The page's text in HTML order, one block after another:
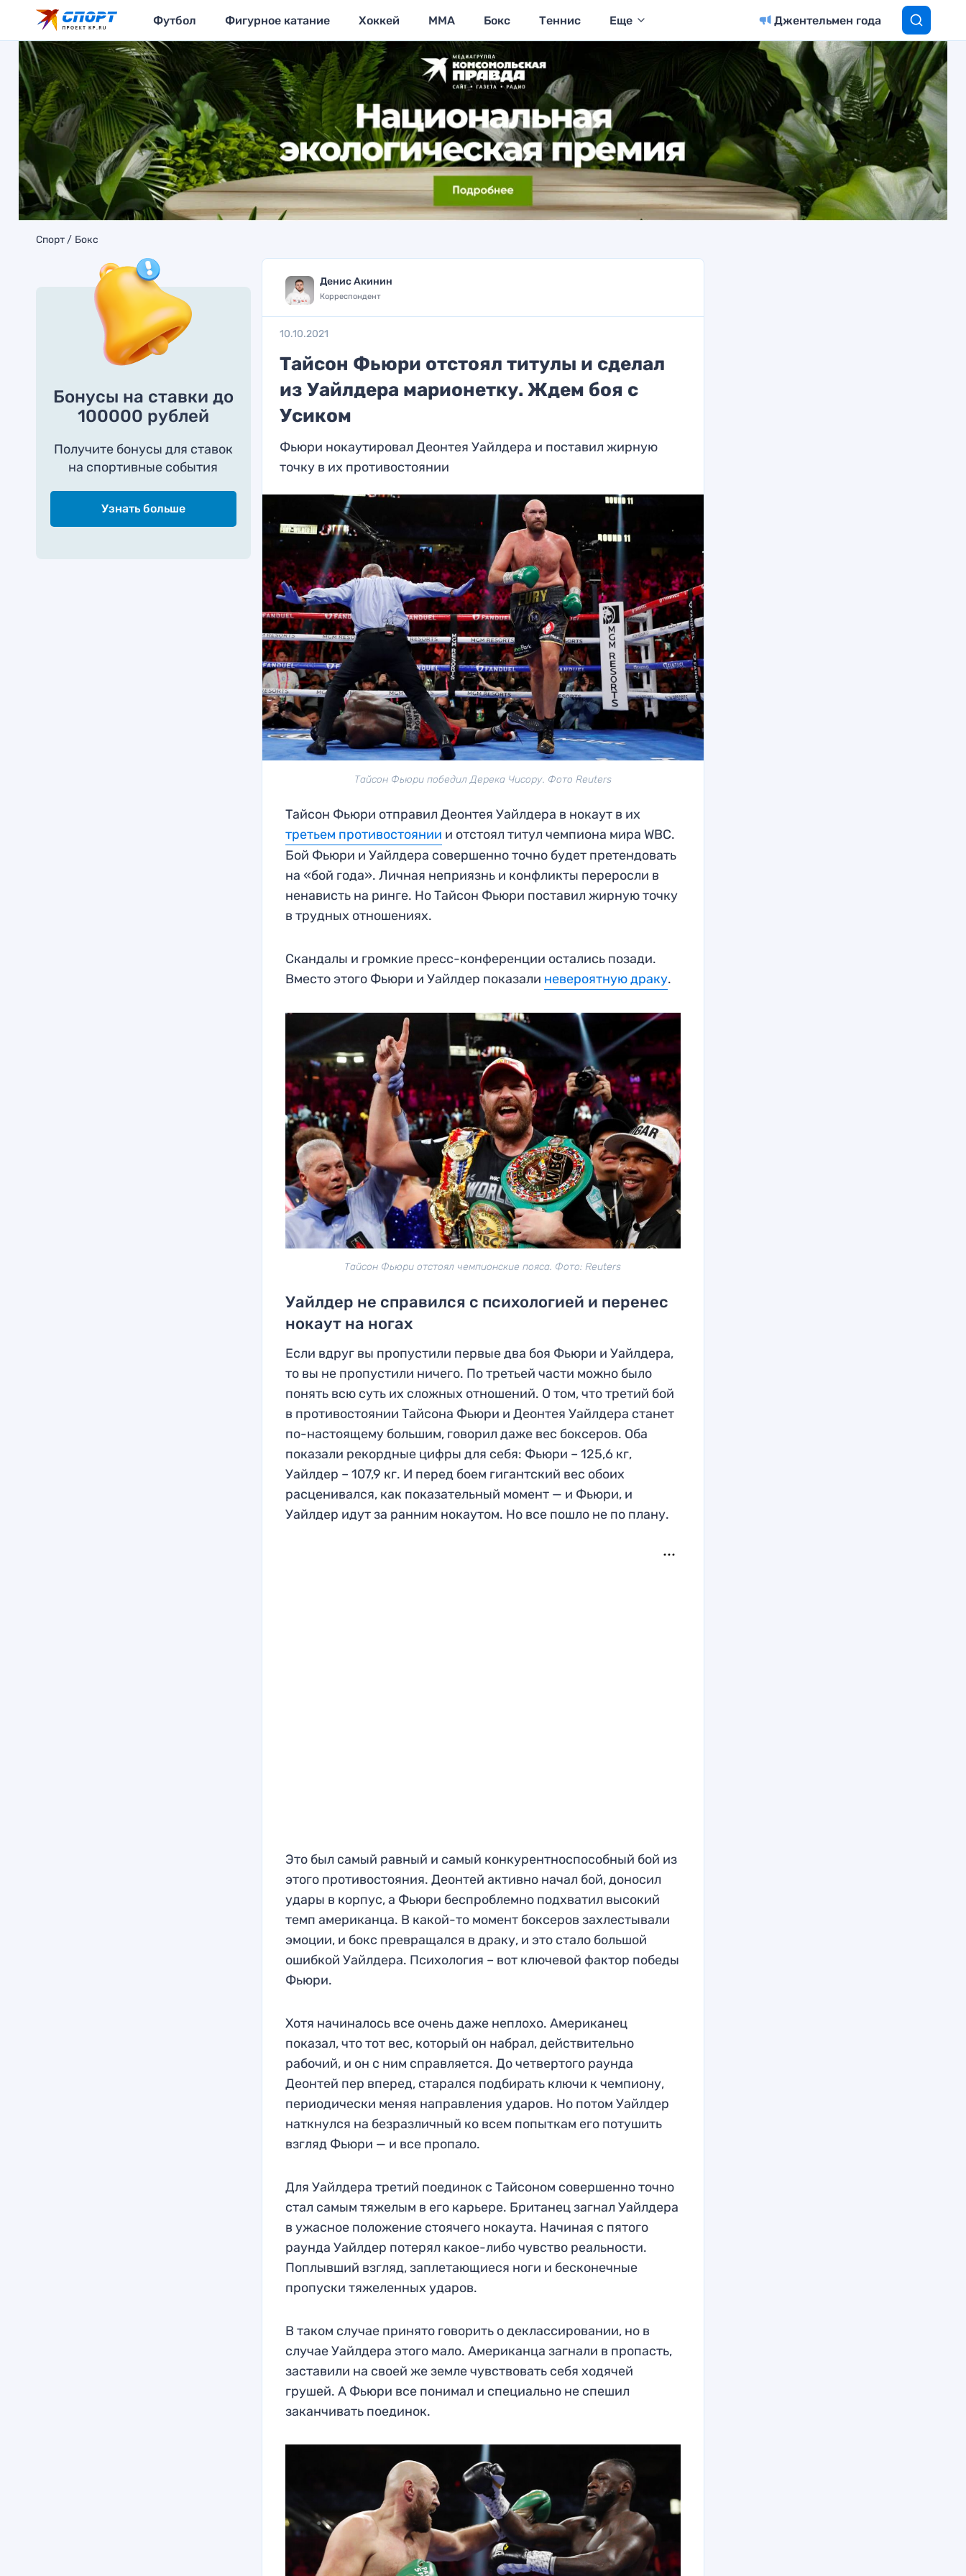
Футбол Фигурное катание Хоккей MMA Бокс Теннис Еще Джентельмен года
Спорт Бокс
Бонусы на ставки до
100000 рублей
Получите бонусы для ставок
на спортивные события
Узнать больше
Денис Акинин
Корреспондент
10.10.2021
Тайсон Фьюри отстоял титулы и сделал
из Уайлдера марионетку. Ждем боя с
Усиком
Фьюри нокаутировал Деонтея Уайлдера и поставил жирную
точку в их противостоянии
Тайсон Фьюри победил Дерека Чисору. Фото Reuters
Тайсон Фьюри отправил Деонтея Уайлдера в нокаут в их
третьем противостоянии и отстоял титул чемпиона мира WBC.
Бой Фьюри и Уайлдера совершенно точно будет претендовать
на «бой года». Личная неприязнь и конфликты переросли в
ненависть на ринге. Но Тайсон Фьюри поставил жирную точку
в трудных отношениях.
Скандалы и громкие пресс-конференции остались позади.
Вместо этого Фьюри и Уайлдер показали невероятную драку.
Тайсон Фьюри отстоял чемпионские пояса. Фото: Reuters
Уайлдер не справился с психологией и перенес
нокаут на ногах
Если вдруг вы пропустили первые два боя Фьюри и Уайлдера,
то вы не пропустили ничего. По третьей части можно было
понять всю суть их сложных отношений. О том, что третий бой
в противостоянии Тайсона Фьюри и Деонтея Уайлдера станет
по-настоящему большим, говорил даже вес боксеров. Оба
показали рекордные цифры для себя: Фьюри – 125,6 кг,
Уайлдер – 107,9 кг. И перед боем гигантский вес обоих
расценивался, как показательный момент — и Фьюри, и
Уайлдер идут за ранним нокаутом. Но все пошло не по плану.
Это был самый равный и самый конкурентноспособный бой из
этого противостояния. Деонтей активно начал бой, доносил
удары в корпус, а Фьюри беспроблемно подхватил высокий
темп американца. В какой-то момент боксеров захлестывали
эмоции, и бокс превращался в драку, и это стало большой
ошибкой Уайлдера. Психология – вот ключевой фактор победы
Фьюри.
Хотя начиналось все очень даже неплохо. Американец
показал, что тот вес, который он набрал, действительно
рабочий, и он с ним справляется. До четвертого раунда
Деонтей пер вперед, старался подбирать ключи к чемпиону,
периодически меняя направления ударов. Но потом Уайлдер
наткнулся на безразличный ко всем попыткам его потушить
взгляд Фьюри — и все пропало.
Для Уайлдера третий поединок с Тайсоном совершенно точно
стал самым тяжелым в его карьере. Британец загнал Уайлдера
в ужасное положение стоячего нокаута. Начиная с пятого
раунда Уайлдер потерял какое-либо чувство реальности.
Поплывший взгляд, заплетающиеся ноги и бесконечные
пропуски тяжеленных ударов.
В таком случае принято говорить о деклассировании, но в
случае Уайлдера этого мало. Американца загнали в пропасть,
заставили на своей же земле чувствовать себя ходячей
грушей. А Фьюри все понимал и специально не спешил
заканчивать поединок.